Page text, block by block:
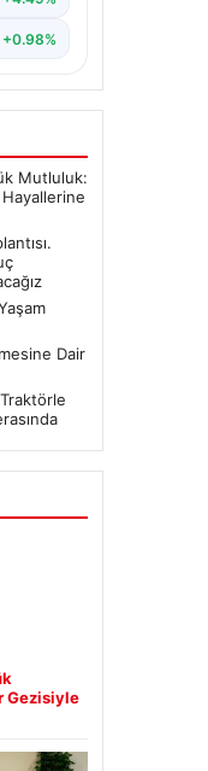
Mutluluk:
Hayallerine
Dair
Traktörle
Gezisiyle